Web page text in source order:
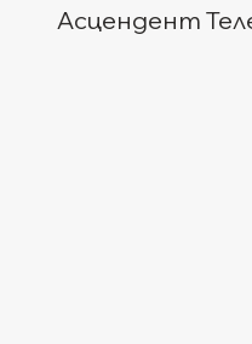
Асцендент